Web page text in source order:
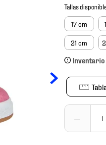
17 cm
21 cm
Inventario
－